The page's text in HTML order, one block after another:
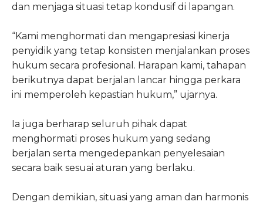
dan menjaga situasi tetap kondusif di lapangan.
“Kami menghormati dan mengapresiasi kinerja
penyidik yang tetap konsisten menjalankan proses
hukum secara profesional. Harapan kami, tahapan
berikutnya dapat berjalan lancar hingga perkara
ini memperoleh kepastian hukum,” ujarnya.
Ia juga berharap seluruh pihak dapat
menghormati proses hukum yang sedang
berjalan serta mengedepankan penyelesaian
secara baik sesuai aturan yang berlaku.
Dengan demikian, situasi yang aman dan harmonis